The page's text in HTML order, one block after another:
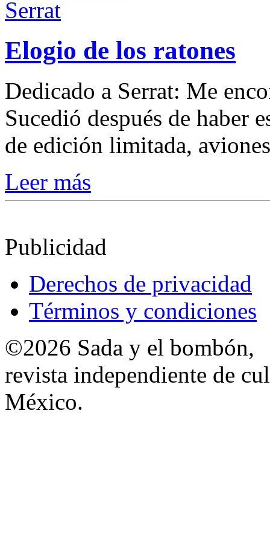
Elogio de los ratones
Dedicado a Serrat: Me
Sucedió después de haber
de edición limitada,
Leer más
Publicidad
Derechos de privacidad
Términos y condiciones
©2026 Sada y el bombón,
revista independiente de
México.